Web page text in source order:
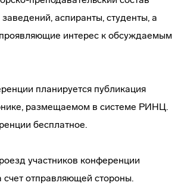
аспиранты, студенты, а
интерес к обсуждаемым
планируется публикация
размещаемом в системе РИНЦ.
бесплатное.
участников конференции
счет отправляющей стороны.